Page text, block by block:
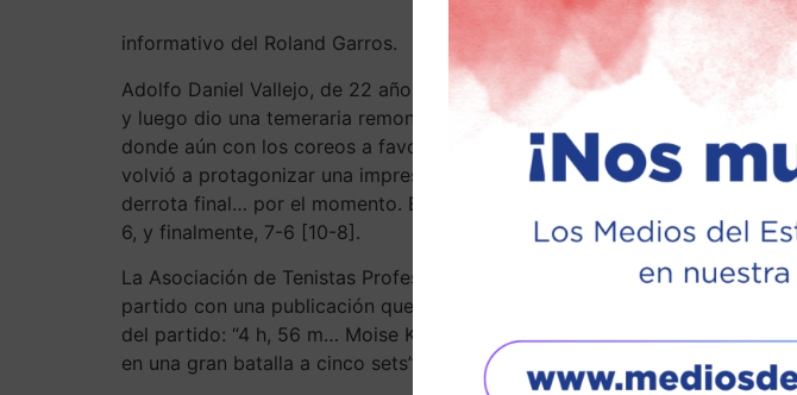
los parisinos”. Así inicia un
informativo del Roland Garros.
Adolfo Daniel Vallejo, de 22 años, inició el partido con dos derrotas
y luego dio una temeraria remontada, hasta llegar al super tie break,
donde aún con los coreos a favor del oponente, logró superarse y
volvió a protagonizar una impresionante recuperación, hasta su
derrota final… por el momento. El puntaje quedó en 6-3, 7-5, 3-6, 2-
6, y finalmente, 7-6 [10-8].
La Asociación de Tenistas Profesionales (ATP), destacó el épico
partido con una publicación que destacaba la extendida duración
del partido: “4 h, 56 m… Moise Kouame, de 17 años, resiste a Vallejo
en una gran batalla a cinco sets”.